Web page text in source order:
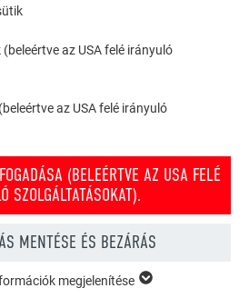
terület
KÖVETKEZŐ
SEGÍTÜNK
Találja meg az Önhöz
az USA felé irányuló
az USA felé irányuló
(BELEÉRTVE AZ USA FELÉ
SZOLGÁLTATÁSOKAT).
MENTÉSE ÉS BEZÁRÁS
megjelenítése